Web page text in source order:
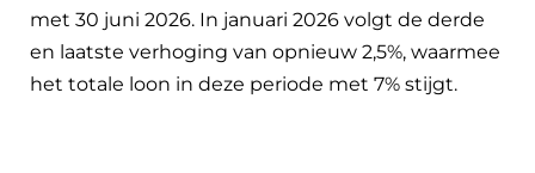
met 30 juni 2026. In januari 2026 volgt de derde
en laatste verhoging van opnieuw 2,5%, waarmee
het totale loon in deze periode met 7% stijgt.